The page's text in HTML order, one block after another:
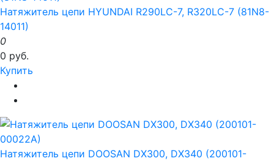
Натяжитель цепи HYUNDAI R290LC-7, R320LC-7 (81N8-
14011)
0
0 руб.
Купить
Натяжитель цепи DOOSAN DX300, DX340 (200101-